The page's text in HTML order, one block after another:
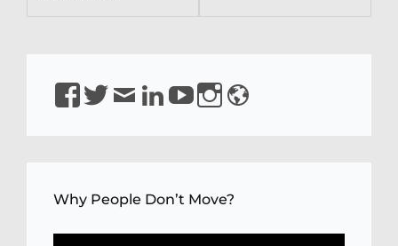
https://www.facebook.com/isirkeci
https://www.twitter.com/isirkeci
Emailhttps://www.linkedin.com/in/sirkeci/
https://www.youtube.com/channel/
YQaDpNLKw
https://www.instagram.com/
Why People Don’t Move?